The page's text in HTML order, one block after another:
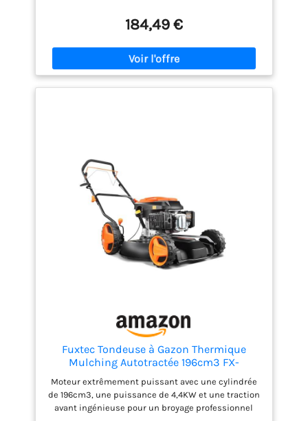
Moteur Hyundai 139 cm3 4 temps avec starter
automatique : offre une puissance fiable, un
démarrage facile au lanceur et ne nécessite aucun
mélange huile/essence Système de coupe 4-en-1
polyvalent : choisissez entre le mulching, le
ramassage dans le bac, l'éjection arrière ou
réglables de 25 à 75 mm : adaptez facilement la
finition de votre pelouse tout au long de l'année
Garantie Hyundai 3 ans pour usage domestique et 1
an pour usage professionnel pour une tranquillité
d'esprit totale
184,49 €
Fuxtec Tondeuse à Gazon Thermique
Mulching Autotractée 196cm3 FX-
RM51SA96 Largeur De Coupe 51cm
Redonne du Tonus à Votre Pelouse Paillis
Agissant comme Engrais Naturel
Moteur extrêmement puissant avec une cylindrée
de 196cm3, une puissance de 4,4KW et une traction
avant ingénieuse pour un broyage professionnel